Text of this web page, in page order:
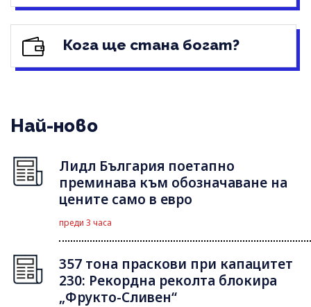
Кога ще стана богат?
Най-ново
Лидл България поетапно
преминава към обозначаване на
цените само в евро
преди 3 часа
357 тона праскови при капацитет
230: Рекордна реколта блокира
„Фрукто-Сливен“